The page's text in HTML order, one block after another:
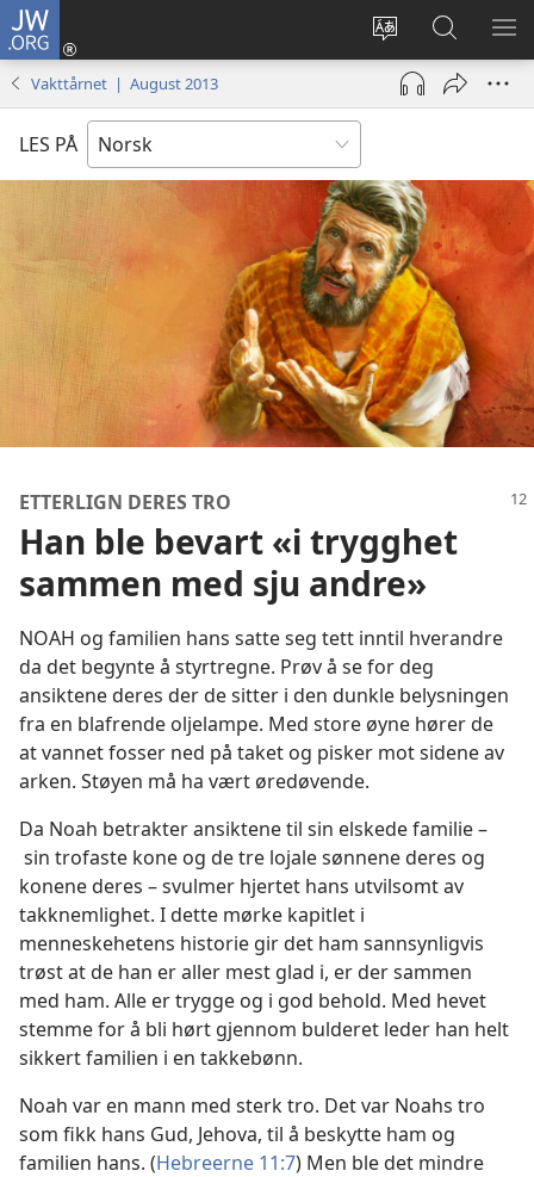
JW.ORG
Endre
språk
Logg
inn
(åpner
vindu)
Søk
på
JW.ORG
VIS
Vakttårnet | August 2013
LES PÅ
ETTERLIGN DERES TRO
Han ble bevart «i trygghet
sammen med sju andre»
NOAH og familien hans satte seg tett inntil hverandre
da det begynte å styrtregne. Prøv å se for deg
ansiktene deres der de sitter i den dunkle belysningen
fra en blafrende oljelampe. Med store øyne hører de
at vannet fosser ned på taket og pisker mot sidene av
arken. Støyen må ha vært øredøvende.
Da Noah betrakter ansiktene til sin elskede familie –
sin trofaste kone og de tre lojale sønnene deres og
konene deres – svulmer hjertet hans utvilsomt av
takknemlighet. I dette mørke kapitlet i
menneskehetens historie gir det ham sannsynligvis
trøst at de han er aller mest glad i, er der sammen
med ham. Alle er trygge og i god behold. Med hevet
stemme for å bli hørt gjennom bulderet leder han helt
sikkert familien i en takkebønn.
Noah var en mann med sterk tro. Det var Noahs tro
som fikk hans Gud, Jehova, til å beskytte ham og
familien hans. (Hebreerne 11:7) Men ble det mindre